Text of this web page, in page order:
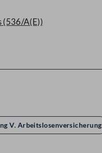
(536/A(E))
V. Arbeitslosenversicherung